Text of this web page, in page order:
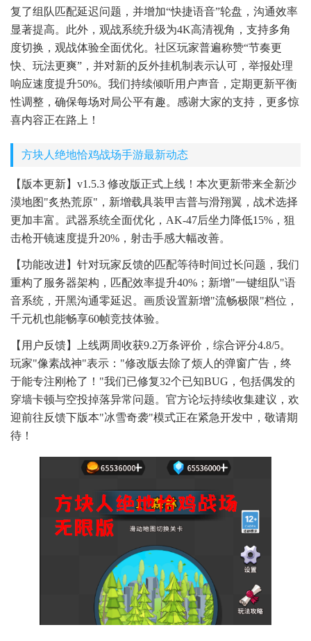
复了组队匹配延迟问题，并增加“快捷语音”轮盘，沟通效率
显著提高。此外，观战系统升级为4K高清视角，支持多角
度切换，观战体验全面优化。社区玩家普遍称赞“节奏更
快、玩法更爽”，并对新的反外挂机制表示认可，举报处理
响应速度提升50%。我们持续倾听用户声音，定期更新平衡
性调整，确保每场对局公平有趣。感谢大家的支持，更多惊
喜内容正在路上！
方块人绝地恰鸡战场手游最新动态
【版本更新】v1.5.3 修改版正式上线！本次更新带来全新沙
漠地图"炙热荒原"，新增载具装甲吉普与滑翔翼，战术选择
更加丰富。武器系统全面优化，AK-47后坐力降低15%，狙
击枪开镜速度提升20%，射击手感大幅改善。
【功能改进】针对玩家反馈的匹配等待时间过长问题，我们
重构了服务器架构，匹配效率提升40%；新增"一键组队"语
音系统，开黑沟通零延迟。画质设置新增"流畅极限"档位，
千元机也能畅享60帧竞技体验。
【用户反馈】上线两周收获9.2万条评价，综合评分4.8/5。
玩家"像素战神"表示："修改版去除了烦人的弹窗广告，终
于能专注刚枪了！"我们已修复32个已知BUG，包括偶发的
穿墙卡顿与空投掉落异常问题。官方论坛持续收集建议，欢
迎前往反馈下版本"冰雪奇袭"模式正在紧急开发中，敬请期
待！